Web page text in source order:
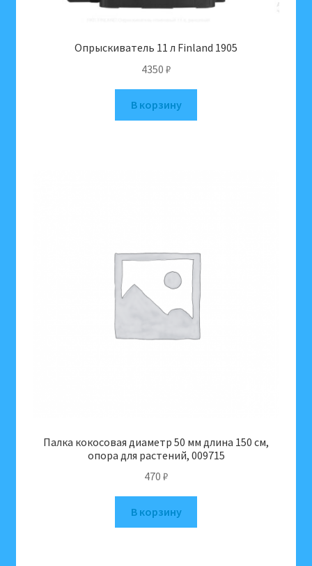
Опрыскиватель 11 л Finland 1905
4350 ₽
В корзину
Палка кокосовая диаметр 50 мм длина 150 см,
опора для растений, 009715
470 ₽
В корзину